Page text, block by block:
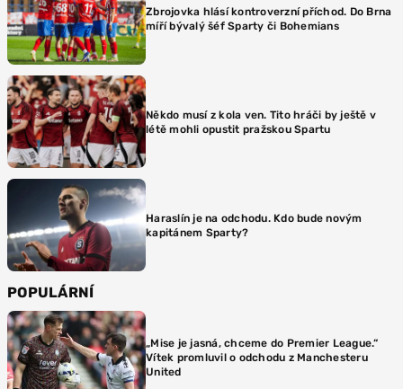
Zbrojovka hlásí kontroverzní příchod. Do Brna
míří bývalý šéf Sparty či Bohemians
Někdo musí z kola ven. Tito hráči by ještě v
létě mohli opustit pražskou Spartu
Haraslín je na odchodu. Kdo bude novým
kapitánem Sparty?
POPULÁRNÍ
„Mise je jasná, chceme do Premier League.“
Vítek promluvil o odchodu z Manchesteru
United